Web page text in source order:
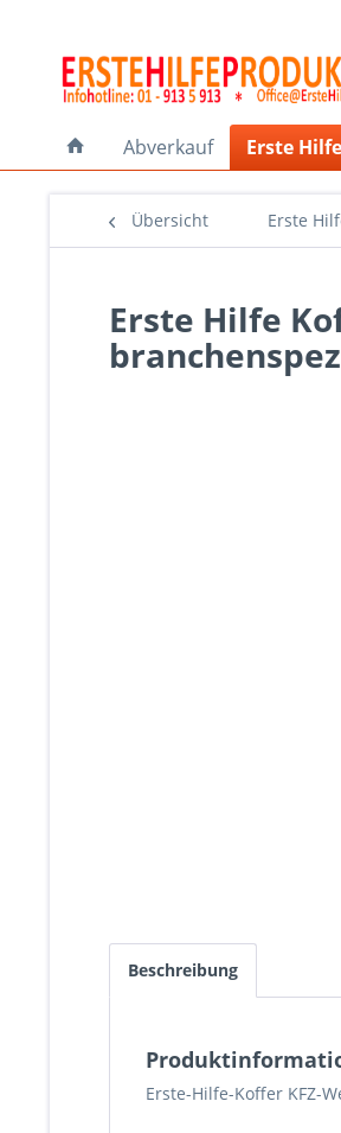
Abverkauf Erste Hilfe
Übersicht Erste
Erste Hilfe
Beschreibung
Erste-Hilfe-Koffer KFZ-